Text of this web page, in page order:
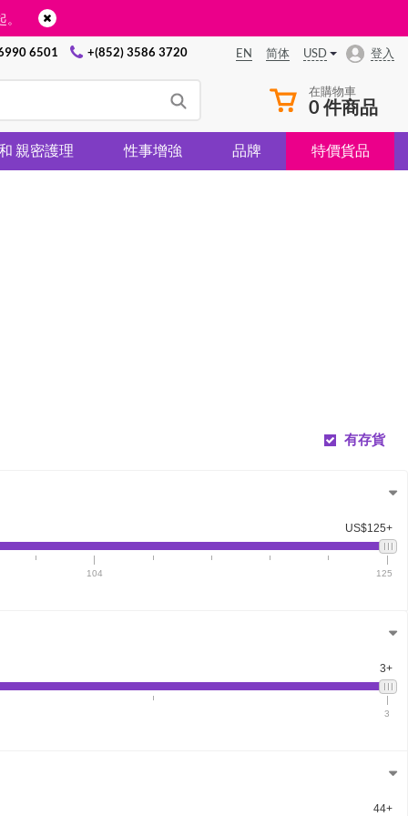
。
6501 +(852) 3586 3720 EN 简体 USD 登入
在購物車
0 件商品
親密護理 性事增強 品牌 特價貨品
有存貨
US$125+
104 125
3+
3
44+